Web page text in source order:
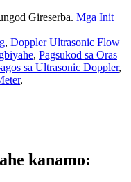
Gireserba. Mga Init
, Doppler Ultrasonic Flow
, Pagsukod sa Oras
sa Ultrasonic Doppler,
,
kanamo: